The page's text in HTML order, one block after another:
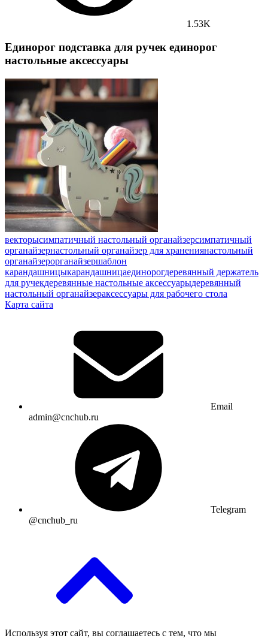
1.53K
Единорог подставка для ручек единорог
настольные аксессуары
векторысимпатичный настольный органайзерсимпатичный
органайзернастольный органайзер для хранениянастольный
органайзерорганайзершаблон
карандашницыкарандашницаединорогдеревянный держатель
для ручекдеревянные настольные аксессуарыдеревянный
настольный органайзераксессуары для рабочего стола
Карта сайта
Email
admin@cnchub.ru
Telegram
@cnchub_ru
Используя этот сайт, вы соглашаетесь с тем, что мы